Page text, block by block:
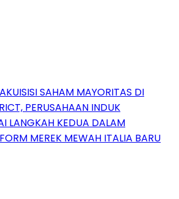
SAHAM MAYORITAS DI
PERUSAHAAN INDUK
LANGKAH KEDUA DALAM
MEREK MEWAH ITALIA BARU